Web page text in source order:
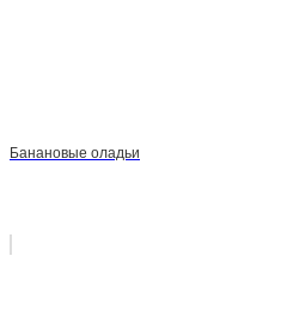
Банановые оладьи